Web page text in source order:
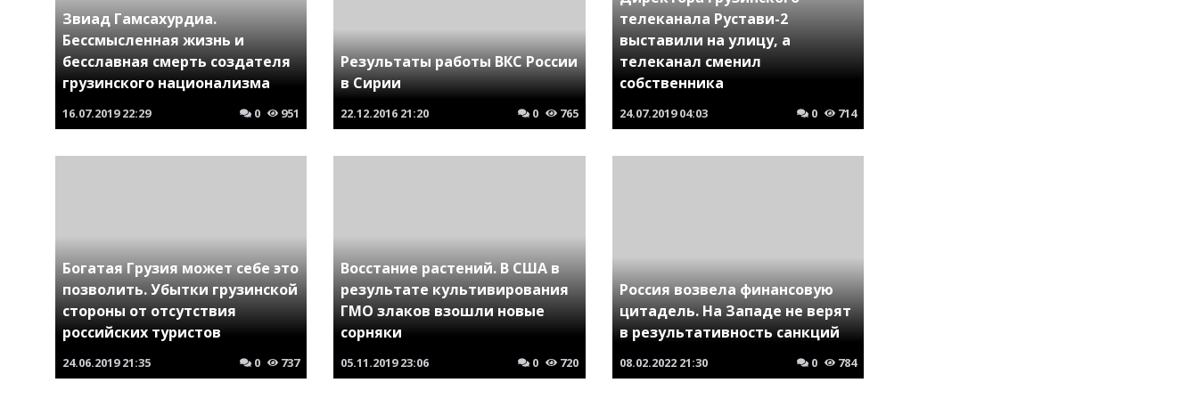
Звиад Гамсахурдиа.
Бессмысленная жизнь и
бесславная смерть создателя
грузинского национализма
16.07.2019 22:29 0 951
Результаты работы ВКС России
в Сирии
22.12.2016 21:20 0 765
телеканала Рустави-2
выставили на улицу, а
телеканал сменил
собственника
24.07.2019 04:03 0 714
Богатая Грузия может себе это
позволить. Убытки грузинской
стороны от отсутствия
российских туристов
24.06.2019 21:35 0 737
Восстание растений. В США в
результате культивирования
ГМО злаков взошли новые
сорняки
05.11.201923:06 0 720
Россия возвела финансовую
цитадель. На Западе не верят
в результативность санкций
08.02.2022 21:30 0 784